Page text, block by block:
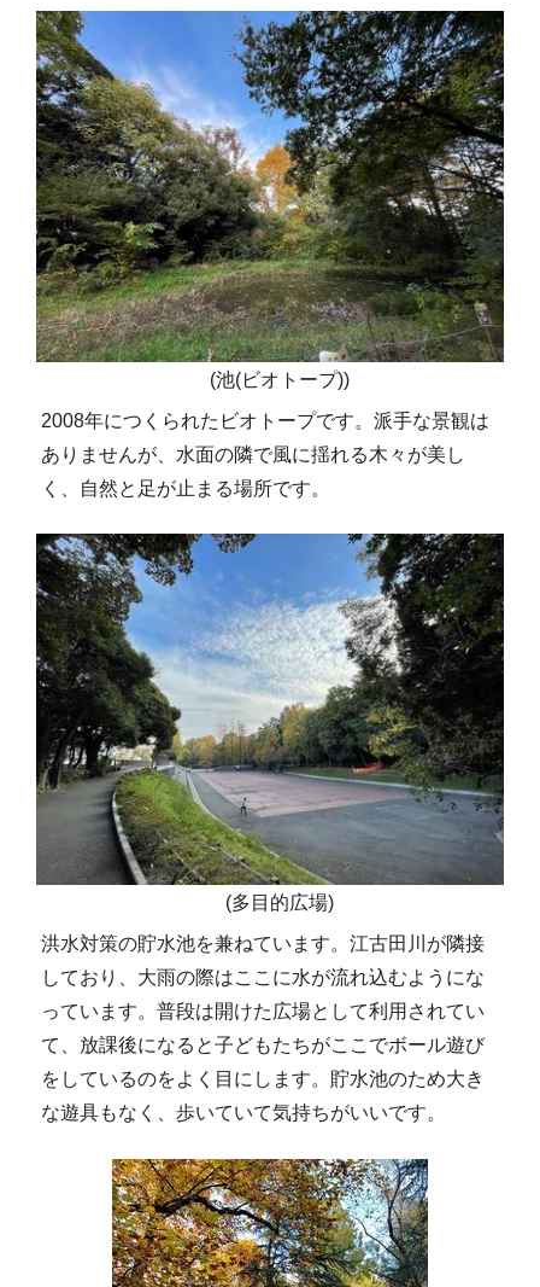
(池(ビオトープ))
2008年につくられたビオトープです。派手な景観は
ありませんが、水面の隣で風に揺れる木々が美し
く、自然と足が止まる場所です。
(多目的広場)
洪水対策の貯水池を兼ねています。江古田川が隣接
しており、大雨の際はここに水が流れ込むようにな
っています。普段は開けた広場として利用されてい
て、放課後になると子どもたちがここでボール遊び
をしているのをよく目にします。貯水池のため大き
な遊具もなく、歩いていて気持ちがいいです。